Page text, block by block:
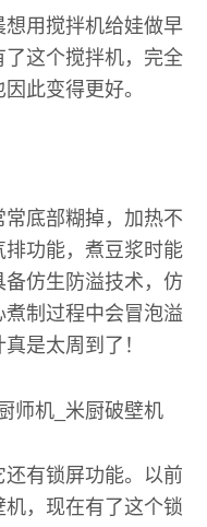
用搅拌机给娃做早
这个搅拌机，完全
此变得更好。
底部糊掉，加热不
功能，煮豆浆时能
仿生防溢技术，仿
制过程中会冒泡溢
是太周到了！
有锁屏功能。以前
，现在有了这个锁